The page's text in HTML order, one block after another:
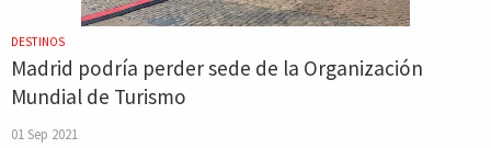
DESTINOS
Madrid podría perder sede de la Organización
Mundial de Turismo
01 Sep 2021